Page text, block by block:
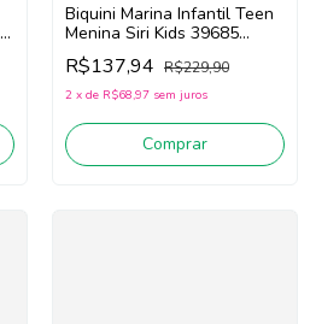
Biquini Marina Infantil Teen
Menina Siri Kids 39685
(Preto/Rosa)
R$137,94 R$229,90
2 x de R$68,97 sem juros
Comprar